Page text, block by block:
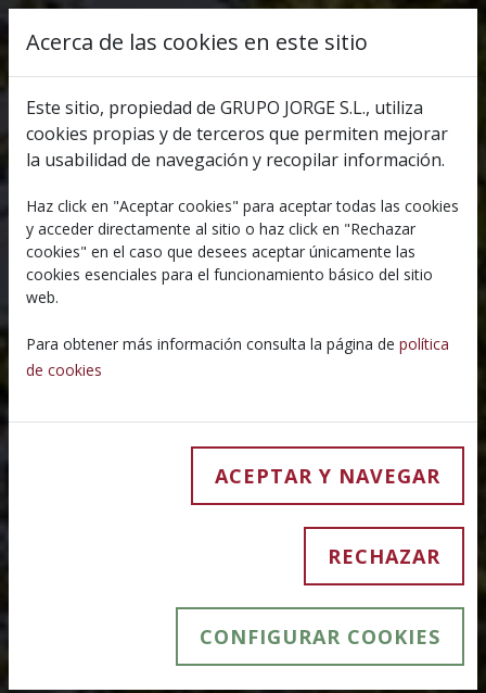
Pasar al contenido principal
Select your
Acerca de las cookies en este sitio
Este sitio, propiedad de GRUPO JORGE S.L., utiliza
cookies propias y de terceros que permiten mejorar
la usabilidad de navegación y recopilar información.
Haz click en "Aceptar cookies" para aceptar todas las cookies
y acceder directamente al sitio o haz click en "Rechazar
cookies" en el caso que desees aceptar únicamente las
cookies esenciales para el funcionamiento básico del sitio
web.
Para obtener más información consulta la página de política
de cookies
ACEPTAR Y NAVEGAR
RECHAZAR
CONFIGURAR COOKIES